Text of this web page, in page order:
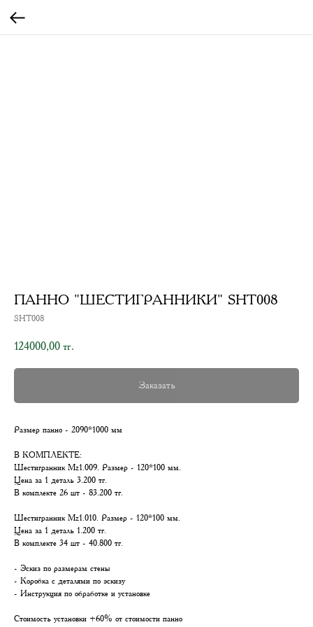
ПАННО "ШЕСТИГРАННИКИ" SHT008
SHT008
124000,00 тг.
Заказать
Размер панно - 2090*1000 мм
В КОМПЛЕКТЕ:
Шестигранник Mz1.009. Размер - 120*100 мм.
Цена за 1 деталь 3.200 тг.
В комплекте 26 шт - 83.200 тг.
Шестигранник Mz1.010. Размер - 120*100 мм.
Цена за 1 деталь 1.200 тг.
В комплекте 34 шт - 40.800 тг.
- Эскиз по размерам стены
- Коробка с деталями по эскизу
- Инструкция по обработке и установке
Стоимость установки +60% от стоимости панно